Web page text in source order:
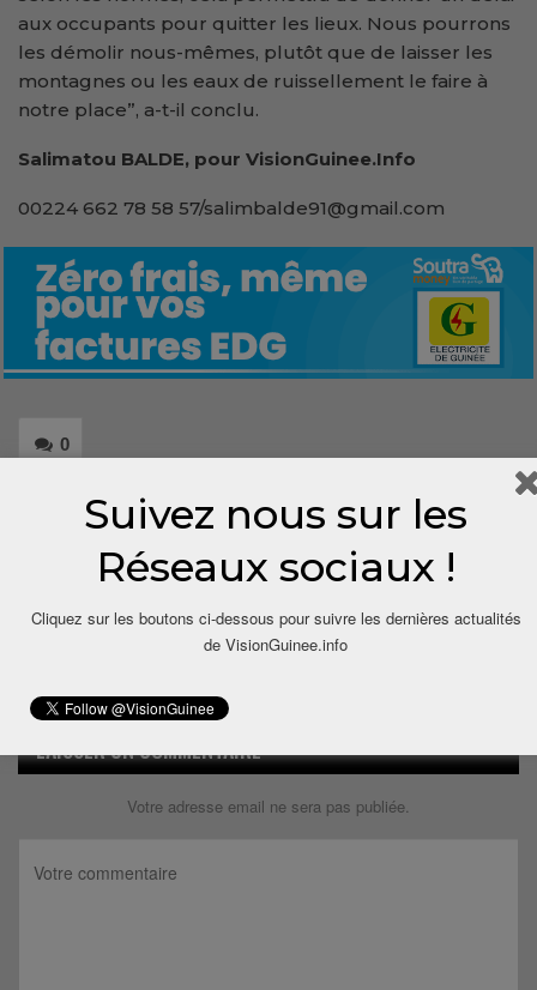
aux occupants pour quitter les lieux. Nous pourrons
les démolir nous-mêmes, plutôt que de laisser les
montagnes ou les eaux de ruissellement le faire à
notre place”, a-t-il conclu.
Salimatou BALDE, pour VisionGuinee.Info
00224 662 78 58 57/salimbalde91@gmail.com
0
Share
LAISSER UN COMMENTAIRE
Votre adresse email ne sera pas publiée.
Suivez nous sur les
Réseaux sociaux !
Cliquez sur les boutons ci-dessous pour suivre les dernières actualités
de VisionGuinee.info